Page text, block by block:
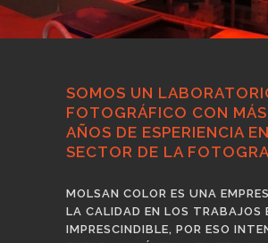
SOMOS UN
FOTOGRÁFICO CON
AÑOS DE ESPERIENCIA
SECTOR DE LA
MOLSAN COLOR ES UNA
LA CALIDAD EN LOS TRABAJOS
IMPRESCINDIBLE, POR ESO